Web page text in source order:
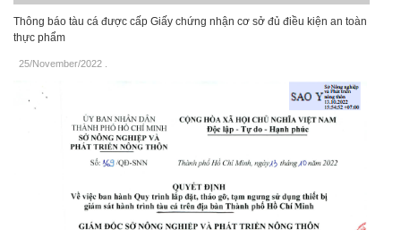
Thông báo tàu cá được cấp Giấy chứng nhận cơ sở đủ điều kiện an toàn
thực phẩm
25/November/2022